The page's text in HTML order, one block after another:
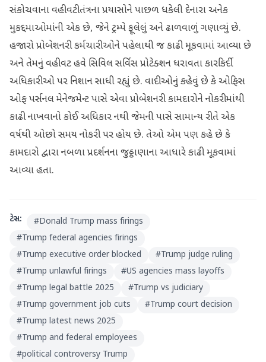
સંકોચવાના વહીવટીતંત્રના પ્રયાસોને પાછળ ધકેલી દેનારા અનેક
મુકદ્દમાઓમાંની એક છે, જેને ટ્રમ્પે ફૂલેલું અને ઢાળવાળું ગણાવ્યું છે.
હજારો પ્રોબેશનરી કર્મચારીઓને પહેલાથી જ કાઢી મૂકવામાં આવ્યા છે
અને તેમનું વહીવટ હવે સિવિલ સર્વિસ પ્રોટેક્શન ધરાવતા કારકિર્દી
અધિકારીઓ પર નિશાન સાધી રહ્યું છે. વાદીઓનું કહેવું છે કે ઓફિસ
ઓફ પર્સનલ મેનેજમેન્ટ પાસે એવા પ્રોબેશનરી કામદારોને નોકરીમાંથી
કાઢી નાખવાનો કોઈ અધિકાર નથી જેમની પાસે સામાન્ય રીતે એક
વર્ષથી ઓછો સમય નોકરી પર હોય છે. તેઓ એમ પણ કહે છે કે
કામદારો દ્વારા નબળા પ્રદર્શનના જુઠ્ઠાણાના આધારે કાઢી મૂકવામાં
આવ્યા હતા.
ટેગ્સ: #Donald Trump mass firings
#Trump federal agencies firings
#Trump executive order blocked #Trump judge ruling
#Trump unlawful firings #US agencies mass layoffs
#Trump legal battle 2025 #Trump vs judiciary
#Trump government job cuts #Trump court decision
#Trump latest news 2025
#Trump and federal employees
#political controversy Trump